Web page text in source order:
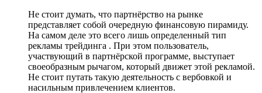
Не стоит думать, что партнёрство на рынке
представляет собой очередную финансовую пирамиду.
На самом деле это всего лишь определенный тип
рекламы трейдинга . При этом пользователь,
участвующий в партнёрской программе, выступает
своеобразным рычагом, который движет этой рекламой.
Не стоит путать такую деятельность с вербовкой и
насильным привлечением клиентов.